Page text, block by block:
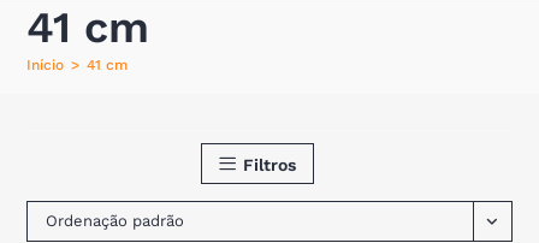
41 cm
Início > 41 cm
Filtros
Ordenação padrão